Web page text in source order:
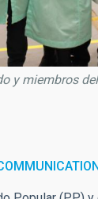
y miembros